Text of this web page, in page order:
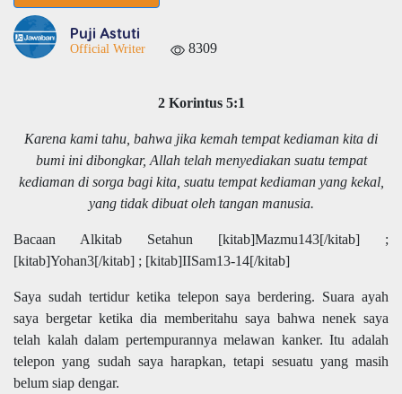
Puji Astuti
Official Writer 8309
2 Korintus 5:1
Karena kami tahu, bahwa jika kemah tempat kediaman kita di
bumi ini dibongkar, Allah telah menyediakan suatu tempat
kediaman di sorga bagi kita, suatu tempat kediaman yang kekal,
yang tidak dibuat oleh tangan manusia.
Bacaan Alkitab Setahun [kitab]Mazmu143[/kitab] ;
[kitab]Yohan3[/kitab] ; [kitab]IISam13-14[/kitab]
Saya sudah tertidur ketika telepon saya berdering. Suara ayah
saya bergetar ketika dia memberitahu saya bahwa nenek saya
telah kalah dalam pertempurannya melawan kanker. Itu adalah
telepon yang sudah saya harapkan, tetapi sesuatu yang masih
belum siap dengar.